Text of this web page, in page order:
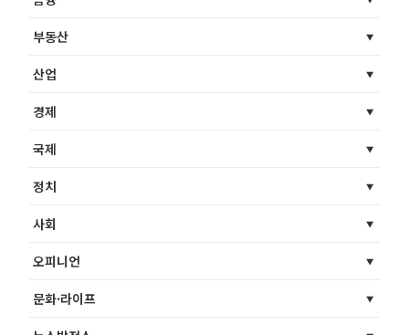
부동산
산업
경제
국제
정치
사회
오피니언
문화·라이프